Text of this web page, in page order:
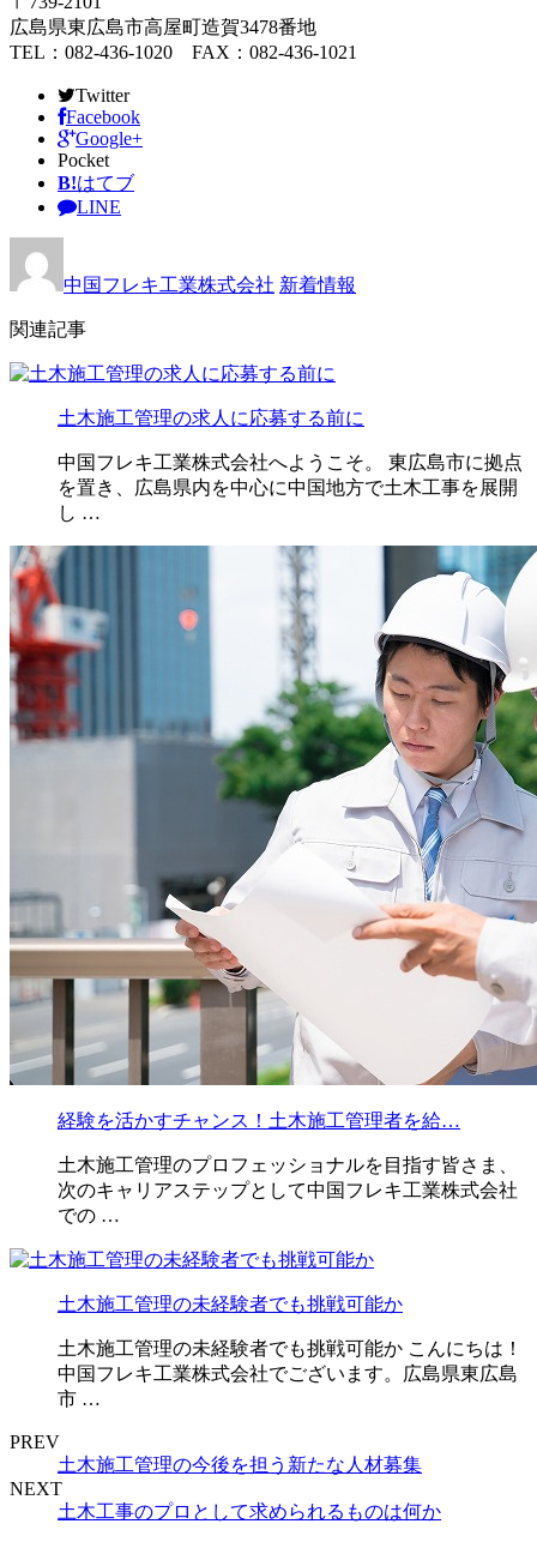
広島県東広島市高屋町造賀3478番地
TEL：082-436-1020 FAX：082-436-1021
Twitter
Facebook
Google+
Pocket
B!はてブ
LINE
中国フレキ工業株式会社 新着情報
関連記事
土木施工管理の求人に応募する前に
中国フレキ工業株式会社へようこそ。 東広島市に拠点
を置き、広島県内を中心に中国地方で土木工事を展開
し …
経験を活かすチャンス！土木施工管理者を給…
土木施工管理のプロフェッショナルを目指す皆さま、
次のキャリアステップとして中国フレキ工業株式会社
での …
土木施工管理の未経験者でも挑戦可能か
土木施工管理の未経験者でも挑戦可能か こんにちは！
中国フレキ工業株式会社でございます。広島県東広島
市 …
PREV
土木施工管理の今後を担う新たな人材募集
NEXT
土木工事のプロとして求められるものは何か